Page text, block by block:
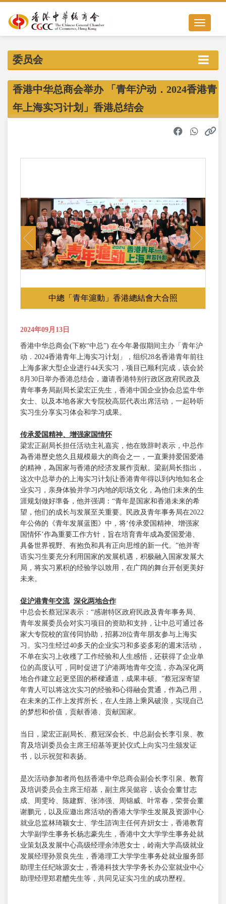
Toggle
委员会
香港中华总商会举办 「青年沪动．2024香港青
年上海实习计划」香港总结会
中總「青年滬動」香港總結會大合照
Previous Next
2024年09月13日
香港中华总商会(下称“中总”) 在今年暑假期间主办「青年沪
动．2024香港青年上海实习计划」，组织28名香港青年前往
上海多家大型企业进行44天实习，项目已顺利完成，该会於
8月30日举办香港总结会，邀请香港特别行政区政府民政及
青年事务局副局长梁宏正先生，香港中国企业协会总监牛华
女士、以及本地各家大专院校高层代表出席活动，一起聆听
实习生分享实习体会和学习成果。
传承爱国精神、增强家国情怀
梁宏正副局长担任活动主礼嘉宾，他在致辞时表示，中总作
為香港歷史悠久且规模最大的商会之一，一直秉持爱国爱港
的精神，為国家与香港的经济发展作贡献。梁副局长指出，
这次中总举办的上海实习计划让香港青年得以到内地知名企
业实习，亲身体验并学习内地的职场文化，為他们未来的生
涯规划做好準备，他并强调：“青年是国家和香港未来的希
望，他们的成长与发展至关重要。民政及青年事务局在2022
年公佈的《青年发展蓝图》中，将‘传承爱国精神、增强家
国情怀’作為重要工作方针，旨在培育青年成為爱国爱港、
具备世界视野、有抱负和具有正向思维的新一代。”他并寄
语实习生要充分利用国家的发展机遇，积极融入国家发展大
局，将实习累积的经验学以致用，在广阔的舞台开创更美好
未来。
促沪港青年交流 深化两地合作
中总会长蔡冠深表示：“感谢特区政府民政及青年事务局、
青年发展委员会对实习项目的资助和支持，让中总可通过各
家大专院校的宣传同协助，招募28位青年朋友参与上海实
习。实习生经过40多天的企业实习和多姿多彩的週末活动，
不单在实习上收穫了工作经验和人生感悟，还获得了企业单
位的高度认可，同时促进了沪港两地青年交流，亦為深化两
地合作建立起更坚固的桥樑通道，成果丰硕。”蔡冠深寄望
年青人可以将这次实习的经验和心得融会贯通，作為己用，
在未来的工作上发挥所长，在人生路上乘风破浪，实现自己
的梦想和价值，贡献香港、贡献国家。
当日，梁宏正副局长、蔡冠深会长、中总副会长李引泉、教
育及培训委员会主席王绍基等更於仪式上向实习生颁发证
书，以示祝贺和表扬。
是次活动参加者尚包括香港中华总商会副会长李引泉、教育
及培训委员会主席王绍基，副主席吴懿容，该会会董甘志
成、周雯玲、陈建辉、张沛强、周锦威、叶常春，荣誉会董
谢鹏元，以及应邀出席活动的香港大学学生发展及资源中心
就业总监林琦颖女士、学生諮询主任何卉姸女士，香港教育
大学副学生事务长杨志豪先生，香港中文大学学生事务处就
业策划及发展中心高级经理余沛恩女士，岭南大学高级就业
发展经理孙景良先生，香港理工大学学生事务处就业服务部
助理主任纪咏源女士，香港科技大学学务长办公室就业中心
助理经理郑君醴先生等，共同见证实习生的成功歷程。